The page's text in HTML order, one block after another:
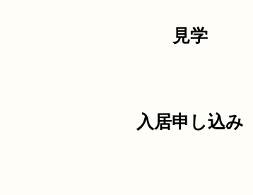
見学
入居申し込み